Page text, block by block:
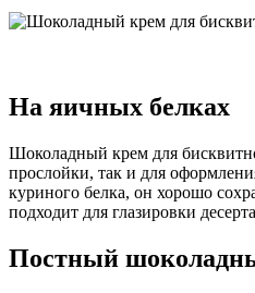
На яичных белках
Шоколадный крем для
прослойки, так и для
куриного белка, он хорошо
подходит для глазировки
Постный